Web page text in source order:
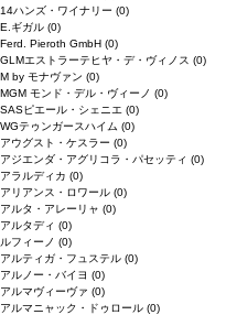
14ハンズ・ワイナリー (0)
E.ギガル (0)
Ferd. Pieroth GmbH (0)
GLMエストラーテヒヤ・デ・ヴィノス (0)
M by モナヴァン (0)
MGM モンド・デル・ヴィーノ (0)
SASピエール・シェニエ (0)
WGテゥンガースハイム (0)
アウグスト・ケスラー (0)
アジエンダ・アグリコラ・パセッティ (0)
アラルディカ (0)
アリアンス・ロワール (0)
アルタ・アレーリャ (0)
アルタディ (0)
ルフィーノ (0)
アルティガ・フュステル (0)
アルノー・バイヨ (0)
アルマヴィーヴァ (0)
アルマニャック・ドゥロール (0)